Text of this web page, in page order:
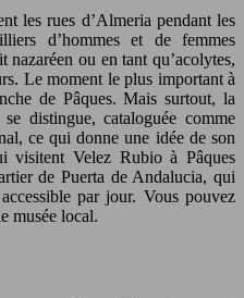
les rues d’Almeria pendant les
d’hommes et de femmes
nazaréen ou en tant qu’acolytes,
Le moment le plus important à
de Pâques. Mais surtout, la
distingue, cataloguée comme
ce qui donne une idée de son
visitent Velez Rubio à Pâques
de Puerta de Andalucia, qui
par jour. Vous pouvez
musée local.